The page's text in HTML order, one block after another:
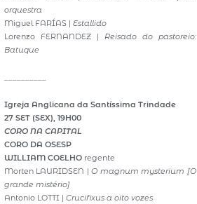
orquestra
Miguel FARÍAS | Estallido
Lorenzo FERNANDEZ | Reisado do pastoreio:
Batuque
Igreja Anglicana da Santíssima Trindade
27 SET (SEX), 19H00
CORO NA CAPITAL
CORO DA OSESP
WILLIAM COELHO regente
Morten LAURIDSEN |O magnum mysterium [O
grande mistério]
Antonio LOTTI | Crucifixus a oito vozes